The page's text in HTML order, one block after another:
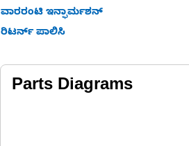
ವಾರರಂಟಿ ಇನ್ಫಾರ್ಮಶನ್
ರಿಟರ್ನ್ ಪಾಲಿಸಿ
Parts Diagrams